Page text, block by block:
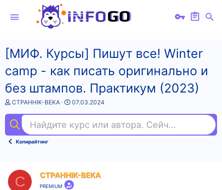
[МИФ. Курсы] Пишут все! Winter
camp - как писать оригинально и
без штампов. Практикум (2023)
А
т
о
т
CTPAHHIK-BEKA
Д
а
н
а
07.03.2024
Найдите курс или автора. Сейчас ищут
Копирайтинг
C CTPAHHIK-BEKA
PREMIUM